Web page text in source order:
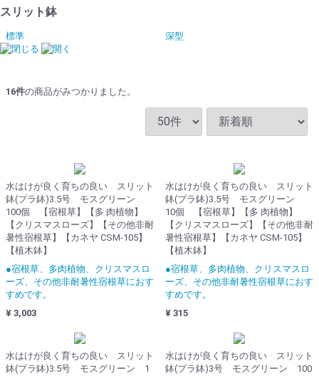
スリット鉢
標準 深型
16件の商品がみつかりました。
水はけが良く育ちの良い スリット
鉢(プラ鉢)3.5号 モスグリーン
100個 【宿根草】【多 肉植物】
【クリスマスローズ】【その他非耐
暑性宿根草】【カネヤ CSM-105】
【植木鉢】
●宿根草、多肉植物、クリスマスロ
ーズ、その他非耐暑性宿根草におす
すめです。
¥ 3,003
水はけが良く育ちの良い スリット
鉢(プラ鉢)3.5号 モスグリーン
10個 【宿根草】【多 肉植物】
【クリスマスローズ】【その他非耐
暑性宿根草】【カネヤ CSM-105】
【植木鉢】
●宿根草、多肉植物、クリスマスロ
ーズ、その他非耐暑性宿根草におす
すめです。
¥ 315
水はけが良く育ちの良い スリット
鉢(プラ鉢)3.5号 モスグリーン 1
水はけが良く育ちの良い スリット
鉢(プラ鉢)3号 モスグリーン 100